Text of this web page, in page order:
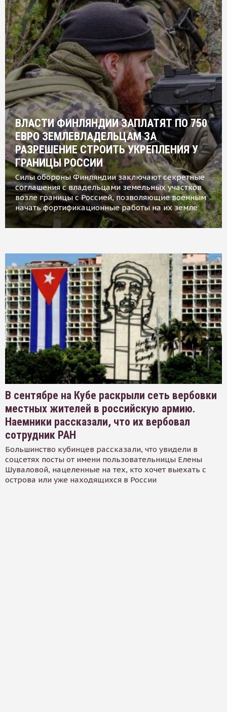
ВЛАСТИ ФИНЛЯНДИИ ЗАПЛАТЯТ ПО 750
ЕВРО ЗЕМЛЕВЛАДЕЛЬЦАМ ЗА
РАЗРЕШЕНИЕ СТРОИТЬ УКРЕПЛЕНИЯ У
ГРАНИЦЫ РОССИИ
Силы обороны Финляндии заключают секретные
соглашения с владельцами земельных участков
возле границы с Россией, позволяющие военным
начать фортификационные работы на их земле
В сентябре на Кубе раскрыли сеть вербовки
местных жителей в российскую армию.
Наемники рассказали, что их вербовал
сотрудник РАН
Большинство кубинцев рассказали, что увидели в
соцсетях посты от имени пользовательницы Елены
Шуваловой, нацеленные на тех, кто хочет выехать с
острова или уже находящихся в России